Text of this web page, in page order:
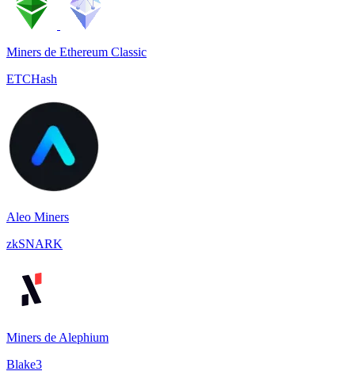
Miners de Ethereum Classic
ETCHash
Aleo Miners
zkSNARK
Miners de Alephium
Blake3